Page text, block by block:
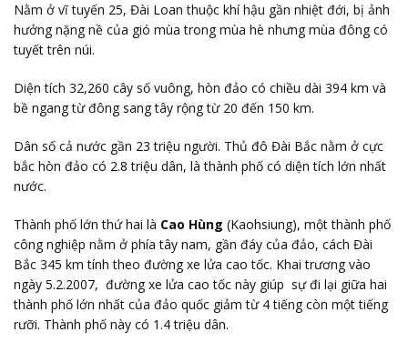
Nằm ở vĩ tuyến 25, Đài Loan thuộc khí hậu gần nhiệt đới, bị ảnh
hưởng nặng nề của gió mùa trong mùa hè nhưng mùa đông có
tuyết trên núi.
Diện tích 32,260 cây số vuông, hòn đảo có chiều dài 394 km và
bề ngang từ đông sang tây rộng từ 20 đến 150 km.
Dân số cả nước gần 23 triệu người. Thủ đô Đài Bắc nằm ở cực
bắc hòn đảo có 2.8 triệu dân, là thành phố có diện tích lớn nhất
nước.
Thành phố lớn thứ hai là Cao Hùng (Kaohsiung), một thành phố
công nghiệp nằm ở phía tây nam, gần đáy của đảo, cách Đài
Bắc 345 km tính theo đường xe lửa cao tốc. Khai trương vào
ngày 5.2.2007, đường xe lửa cao tốc này giúp sự đi lại giữa hai
thành phố lớn nhất của đảo quốc giảm từ 4 tiếng còn một tiếng
rưỡi. Thành phố này có 1.4 triệu dân.